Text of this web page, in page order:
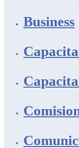
Business